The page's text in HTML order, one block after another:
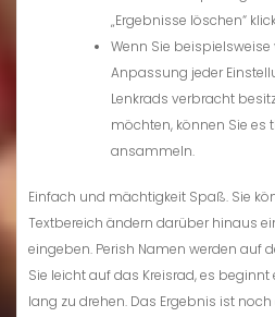
„Ergebnisse löschen“
Wenn Sie beispielsweise
Anpassung jeder
Lenkrads verbracht
möchten, können Sie es
ansammeln.
Einfach und mächtigkeit Spaß. Sie
Textbereich ändern darüber hinaus
eingeben. Perish Namen werden auf
Sie leicht auf das Kreisrad, es
lang zu drehen. Das Ergebnis ist